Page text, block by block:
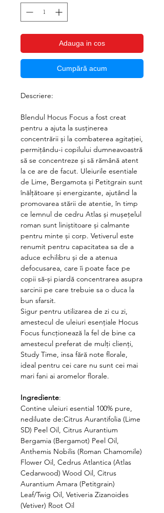
Adauga in cos
Cumpără acum
Descriere:
Blendul Hocus Focus a fost creat
pentru a ajuta la susținerea
concentrării și la combaterea agitației,
permițându-i copilului dumneavoastră
să se concentreze și să rămână atent
la ce are de facut. Uleiurile esentiale
de Lime, Bergamota și Petitgrain sunt
înălțătoare și energizante, ajutând la
promovarea stării de atentie, în timp
ce lemnul de cedru Atlas și mușețelul
roman sunt liniștitoare și calmante
pentru minte și corp. Vetiverul este
renumit pentru capacitatea sa de a
aduce echilibru și de a atenua
defocusarea, care îi poate face pe
copii să-și piardă concentrarea asupra
sarcinii pe care trebuie sa o duca la
bun sfarsit.
Sigur pentru utilizarea de zi cu zi,
amestecul de uleiuri esențiale Hocus
Focus funcționează la fel de bine ca
amestecul preferat de mulți clienți,
Study Time, insa fără note florale,
ideal pentru cei care nu sunt cei mai
mari fani ai aromelor florale.
Ingrediente:
Contine uleiuri esential 100% pure,
nediluate de:Citrus Aurantifolia (Lime
SD) Peel Oil, Citrus Aurantium
Bergamia (Bergamot) Peel Oil,
Anthemis Nobilis (Roman Chamomile)
Flower Oil, Cedrus Atlantica (Atlas
Cedarwood) Wood Oil, Citrus
Aurantium Amara (Petitgrain)
Leaf/Twig Oil, Vetiveria Zizanoides
(Vetiver) Root Oil